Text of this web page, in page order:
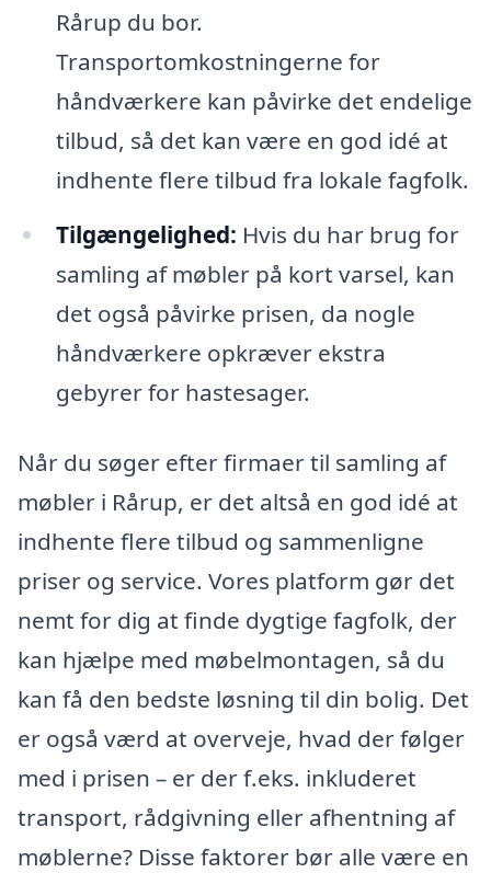
Rårup du bor.
Transportomkostningerne for
håndværkere kan påvirke det endelige
tilbud, så det kan være en god idé at
indhente flere tilbud fra lokale fagfolk.
Tilgængelighed: Hvis du har brug for
samling af møbler på kort varsel, kan
det også påvirke prisen, da nogle
håndværkere opkræver ekstra
gebyrer for hastesager.
Når du søger efter firmaer til samling af
møbler i Rårup, er det altså en god idé at
indhente flere tilbud og sammenligne
priser og service. Vores platform gør det
nemt for dig at finde dygtige fagfolk, der
kan hjælpe med møbelmontagen, så du
kan få den bedste løsning til din bolig. Det
er også værd at overveje, hvad der følger
med i prisen – er der f.eks. inkluderet
transport, rådgivning eller afhentning af
møblerne? Disse faktorer bør alle være en